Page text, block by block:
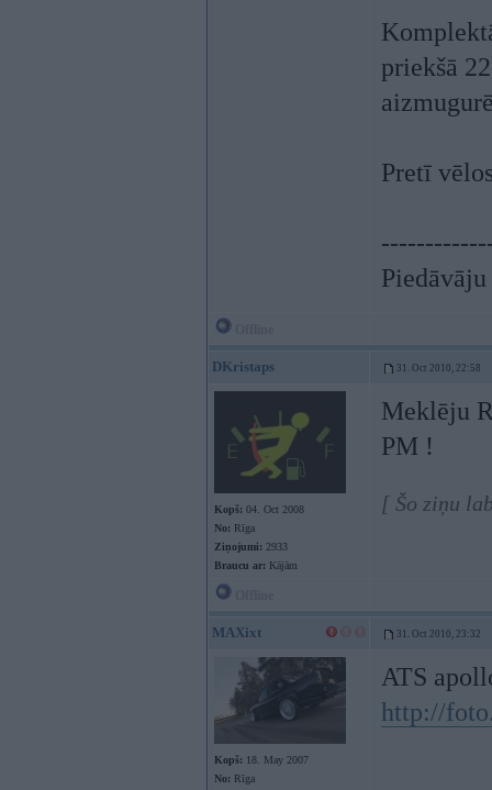
priekšā
Pretī
DKristaps 31. Oct 2010, 22:58
Kopš: 04. Oct 2008
No: Rīga
Ziņojumi: 2933
Braucu ar: Kājām
Meklēju
PM !
[ Šo ziņu
MAXixt 31. Oct 2010, 23:32
Kopš: 18. May 2007
No: Rīga
ATS
http://